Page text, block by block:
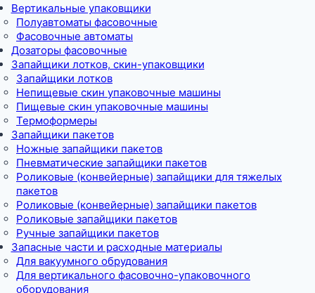
Вертикальные упаковщики
Полуавтоматы фасовочные
Фасовочные автоматы
Дозаторы фасовочные
Запайщики лотков, скин-упаковщики
Запайщики лотков
Непищевые скин упаковочные машины
Пищевые скин упаковочные машины
Термоформеры
Запайщики пакетов
Ножные запайщики пакетов
Пневматические запайщики пакетов
Роликовые (конвейерные) запайщики для тяжелых
пакетов
Роликовые (конвейерные) запайщики пакетов
Роликовые запайщики пакетов
Ручные запайщики пакетов
Запасные части и расходные материалы
Для вакуумного обрудования
Для вертикального фасовочно-упаковочного
оборудования